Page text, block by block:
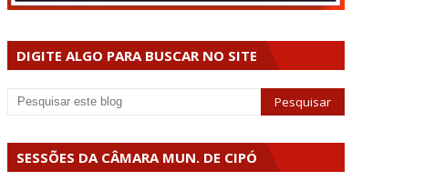
DIGITE ALGO PARA BUSCAR NO SITE
SESSÕES DA CÂMARA MUN. DE CIPÓ